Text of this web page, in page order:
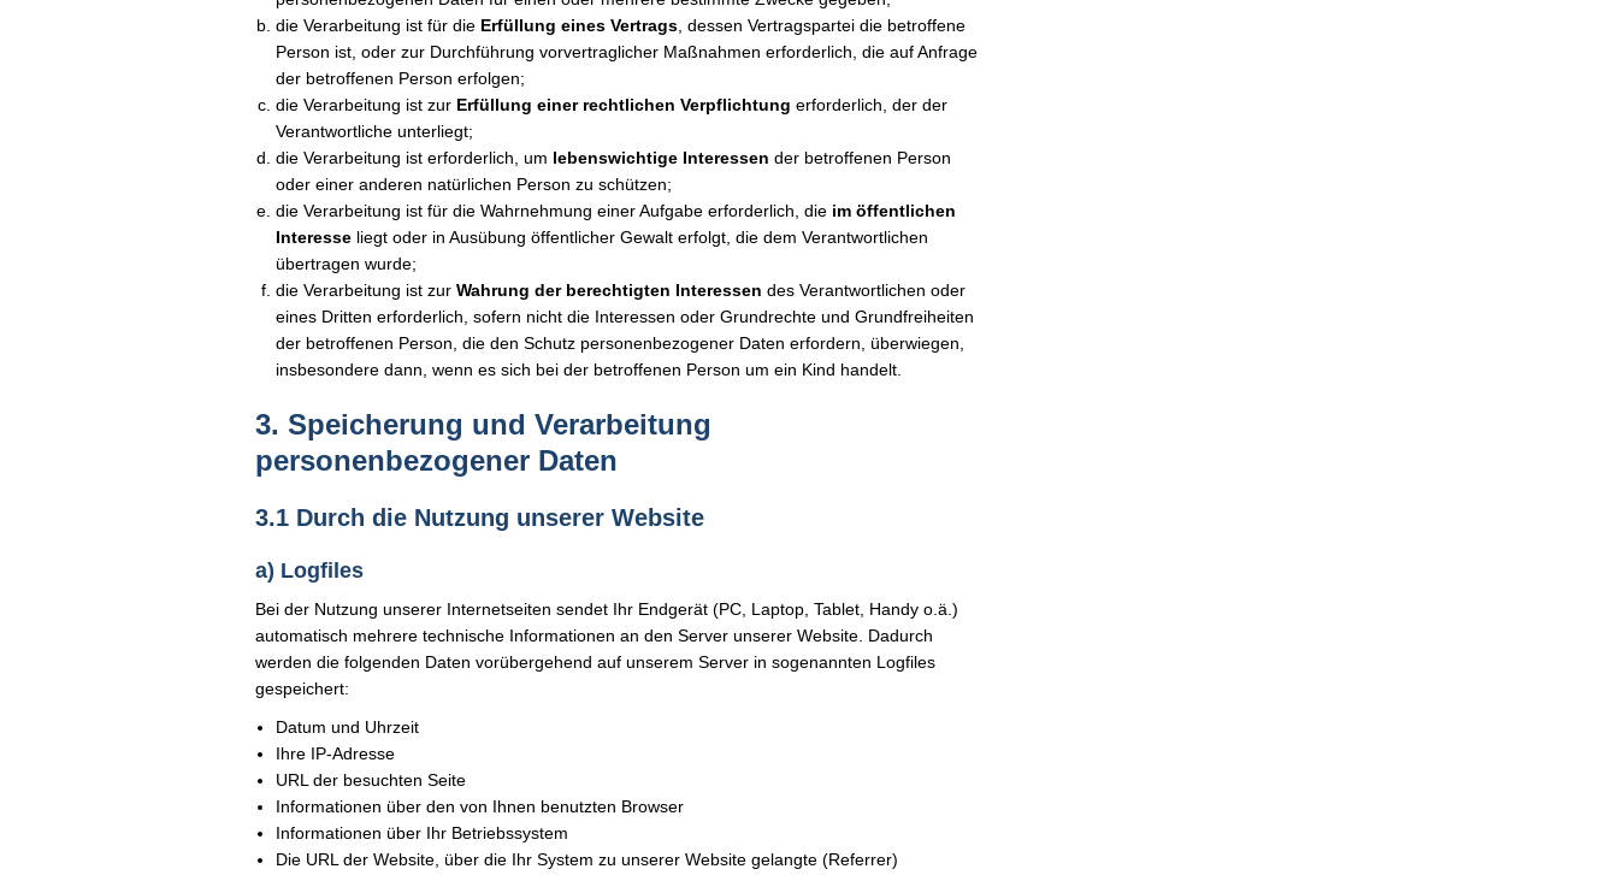
die Verarbeitung ist für die Erfüllung eines Vertrags, dessen Vertragspartei die betroffene
Person ist, oder zur Durchführung vorvertraglicher Maßnahmen erforderlich, die auf Anfrage
der betroffenen Person erfolgen;
die Verarbeitung ist zur Erfüllung einer rechtlichen Verpflichtung erforderlich, der der
Verantwortliche unterliegt;
die Verarbeitung ist erforderlich, um lebenswichtige Interessen der betroffenen Person
oder einer anderen natürlichen Person zu schützen;
die Verarbeitung ist für die Wahrnehmung einer Aufgabe erforderlich, die im öffentlichen
Interesseliegt oder in Ausübung öffentlicher Gewalt erfolgt, die dem Verantwortlichen
übertragen wurde;
die Verarbeitung ist zur Wahrung der berechtigten Interessen des Verantwortlichen oder
eines Dritten erforderlich, sofern nicht die Interessen oder Grundrechte und Grundfreiheiten
der betroffenen Person, die den Schutz personenbezogener Daten erfordern, überwiegen,
insbesondere dann, wenn es sich bei der betroffenen Person um ein Kind handelt.
3. Speicherung und Verarbeitung
personenbezogener Daten
3.1 Durch die Nutzung unserer Website
a) Logfiles
Bei der Nutzung unserer Internetseiten sendet Ihr Endgerät (PC, Laptop, Tablet, Handy o.ä.)
automatisch mehrere technische Informationen an den Server unserer Website. Dadurch
werden die folgenden Daten vorübergehend auf unserem Server in sogenannten Logfiles
gespeichert:
Datum und Uhrzeit
Ihre IP-Adresse
URL der besuchten Seite
Informationen über den von Ihnen benutzten Browser
Informationen über Ihr Betriebssystem
Die URL der Website, über die Ihr System zu unserer Website gelangte (Referrer)